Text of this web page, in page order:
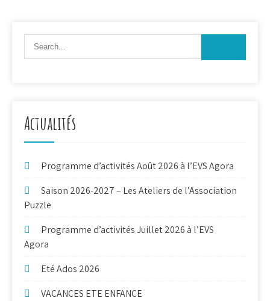
Actualités
Programme d’activités Août 2026 à l’EVS Agora
Saison 2026-2027 – Les Ateliers de l’Association
Puzzle
Programme d’activités Juillet 2026 à l’EVS
Agora
Eté Ados 2026
VACANCES ETE ENFANCE